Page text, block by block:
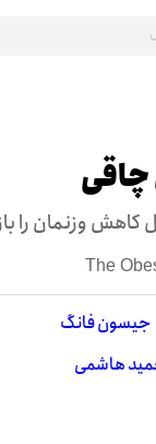
چاقی
وزنمان را
The
جیسون فانگ
هاشمی